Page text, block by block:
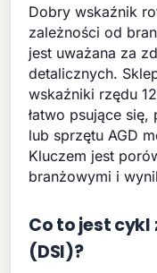
Dobry wskaźnik
zależności od
jest uważana za
detalicznych.
wskaźniki rzędu
łatwo psujące
lub sprzętu AGD
Kluczem jest
branżowymi i
Co to jest
(DSI)?